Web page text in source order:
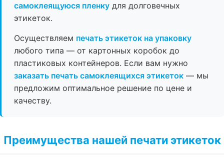
самоклеящуюся пленку для долговечных
этикеток.
Осуществляем печать этикеток на упаковку
любого типа — от картонных коробок до
пластиковых контейнеров. Если вам нужно
заказать печать самоклеящихся этикеток — мы
предложим оптимальное решение по цене и
качеству.
Преимущества нашей печати этикеток